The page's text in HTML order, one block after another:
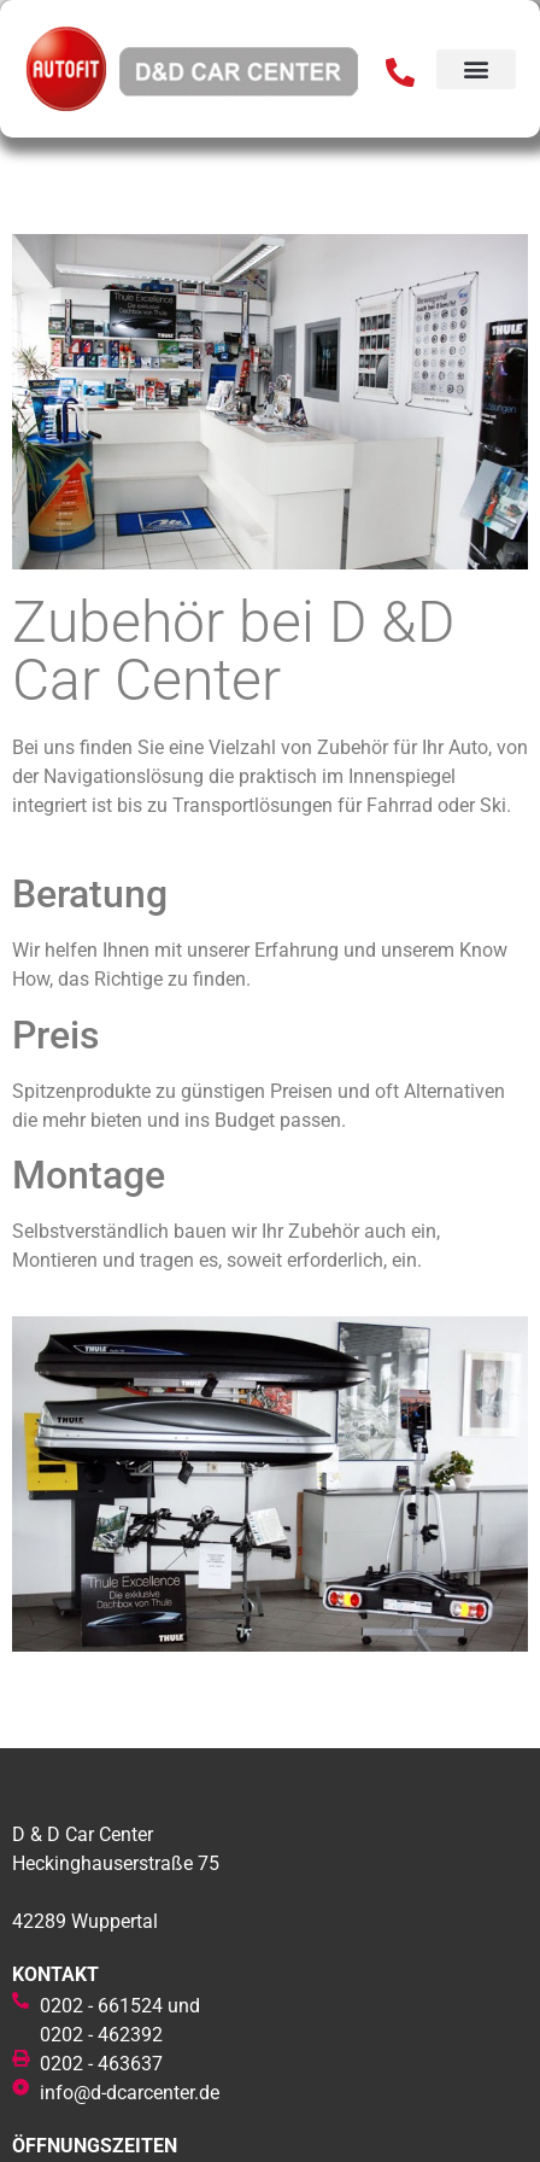
Zubehör bei D &D
Car Center
Bei uns finden Sie eine Vielzahl von Zubehör für Ihr Auto, von
der Navigationslösung die praktisch im Innenspiegel
integriert ist bis zu Transportlösungen für Fahrrad oder Ski.
Beratung
Wir helfen Ihnen mit unserer Erfahrung und unserem Know
How, das Richtige zu finden.
Preis
Spitzenprodukte zu günstigen Preisen und oft Alternativen
die mehr bieten und ins Budget passen.
Montage
Selbstverständlich bauen wir Ihr Zubehör auch ein,
Montieren und tragen es, soweit erforderlich, ein.
D & D Car Center
Heckinghauserstraße 75
42289 Wuppertal
KONTAKT
0202 - 661524 und
0202 - 462392
0202 - 463637
info@d-dcarcenter.de
ÖFFNUNGSZEITEN